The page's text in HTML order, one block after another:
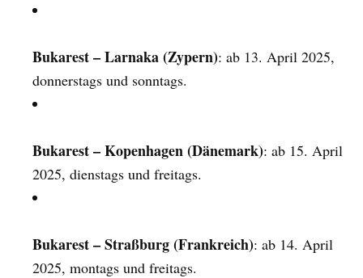
Bukarest – Larnaka (Zypern): ab 13. April 2025,
donnerstags und sonntags.
Bukarest – Kopenhagen (Dänemark): ab 15. April
2025, dienstags und freitags.
Bukarest – Straßburg (Frankreich): ab 14. April
2025, montags und freitags.